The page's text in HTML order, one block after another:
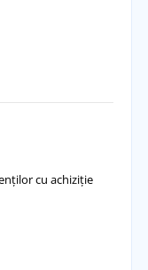
cu achiziție